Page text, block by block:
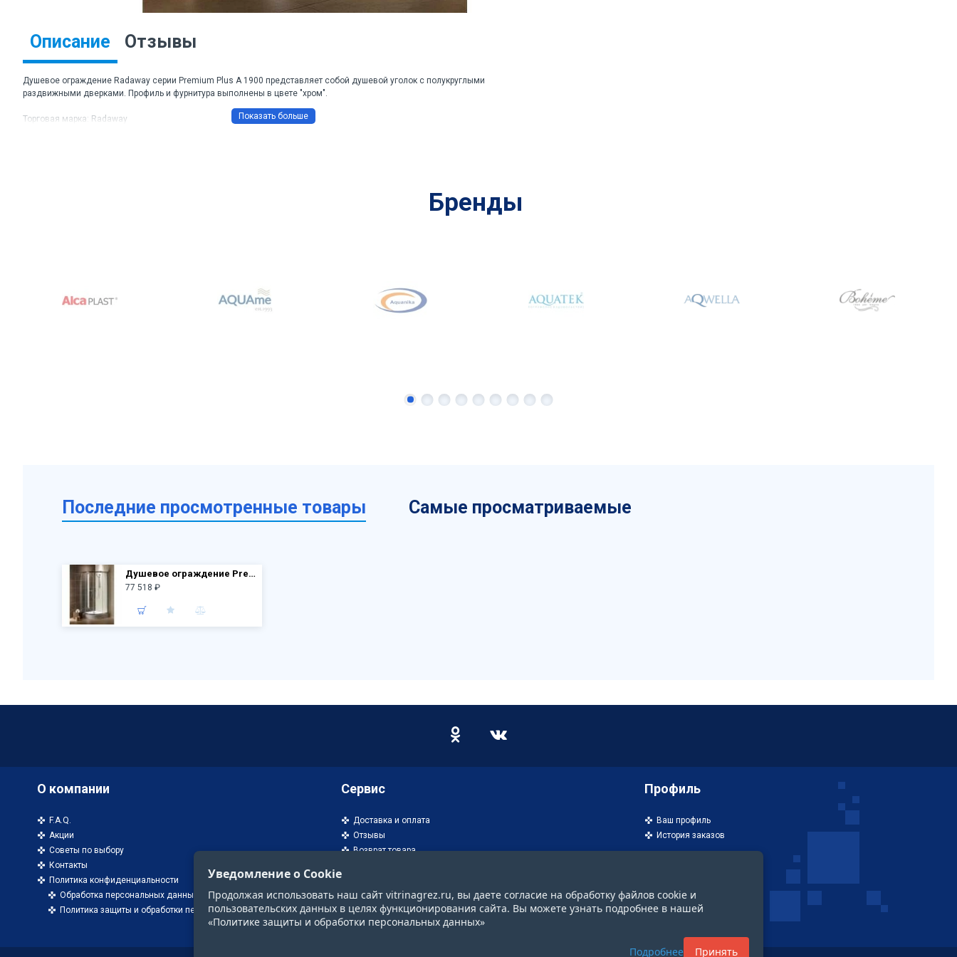
Описание Отзывы
Душевое ограждение Radaway серии Premium Plus А 1900 представляет собой душевой уголок с полукруглыми
раздвижными дверками. Профиль и фурнитура выполнены в цвете "хром".
Торговая марка: Radaway
Бренды
Последние просмотренные товары Самые просматриваемые
Душевое ограждение Premium Plus А1900 (А100) 100х100 30423-01-01N, стекло прозр.
77 518 ₽
О компании
F.A.Q.
Акции
Советы по выбору
Контакты
Политика конфиденциальности
Обработка персональных данных
Политика защиты и обработки персональных данных
Сервис
Доставка и оплата
Отзывы
Возврат товара
Профиль
Ваш профиль
История заказов
Уведомление о Cookie
Продолжая использовать наш сайт vitrinagrez.ru, вы даете согласие на обработку файлов cookie и
пользовательских данных в целях функционирования сайта. Вы можете узнать подробнее в нашей
«Политике защиты и обработки персональных данных»
Подробнее Принять